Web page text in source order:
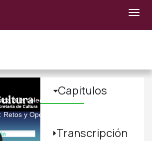
a la colección México hacia Marte.
y Oportunidades.
Capitulos
Transcripción